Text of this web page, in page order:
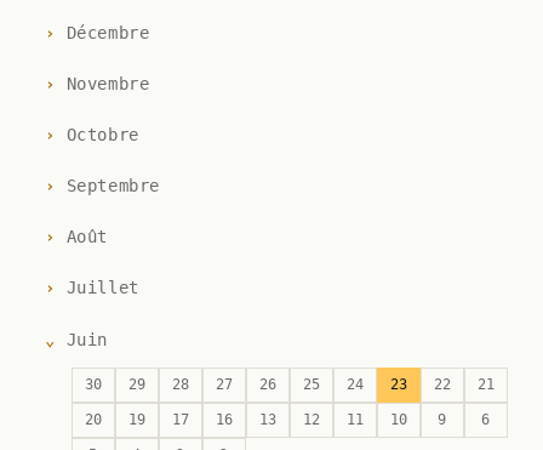
Décembre
Novembre
Octobre
Septembre
Août
Juillet
Juin
30 29 28 27 26 25 24 23 22 21
20 19 17 16 13 12 11 10 9 6